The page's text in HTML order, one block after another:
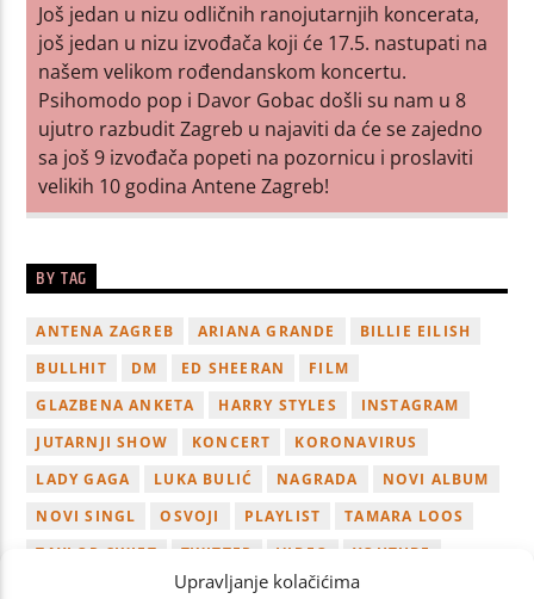
Upravljanje kolačićima
Još jedan u nizu odličnih ranojutarnjih koncerata,
još jedan u nizu izvođača koji će 17.5. nastupati na
našem velikom rođendanskom koncertu.
Psihomodo pop i Davor Gobac došli su nam u 8
ujutro razbudit Zagreb u najaviti da će se zajedno
sa još 9 izvođača popeti na pozornicu i proslaviti
velikih 10 godina Antene Zagreb!
BY TAG
ANTENA ZAGREB ARIANA GRANDE
BILLIE EILISH
BULLHIT
DM ED SHEERAN
FILM
GLAZBENA ANKETA
HARRY STYLES
INSTAGRAM
JUTARNJI SHOW
KONCERT
KORONAVIRUS
LADY GAGA
LUKA BULIĆ NAGRADA
NOVI ALBUM
NOVI SINGL
OSVOJI PLAYLIST
TAMARA LOOS
TAYLOR SWIFT
TWITTER VIDEO
YOUTUBE